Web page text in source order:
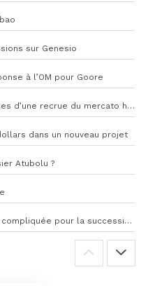
sur Genesio
à l’OM pour Goore
« Tout est étonnant », les confidences d’une recrue du mercato hivernal de l’OM
dans un nouveau projet
Atubolu ?
L’OM s’attaque à une nouvelle piste compliquée pour la succession de Rulli